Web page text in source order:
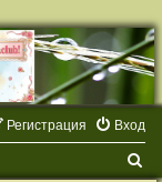
Вход
Регистрация